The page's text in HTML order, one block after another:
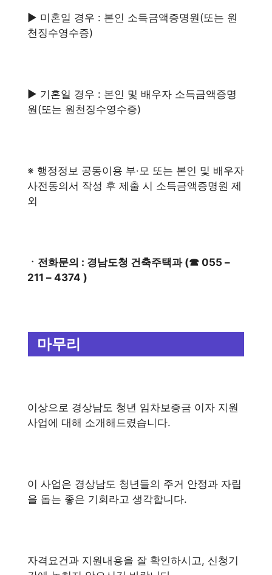
▶ 미혼일 경우 : 본인 소득금액증명원(또는 원
천징수영수증)
▶ 기혼일 경우 : 본인 및 배우자 소득금액증명
원(또는 원천징수영수증)
※ 행정정보 공동이용 부·모 또는 본인 및 배우자
사전동의서 작성 후 제출 시 소득금액증명원 제
외
ㆍ전화문의 : 경남도청 건축주택과 (☎ 055 –
211 – 4374 )
마무리
이상으로 경상남도 청년 임차보증금 이자 지원
사업에 대해 소개해드렸습니다.
이 사업은 경상남도 청년들의 주거 안정과 자립
을 돕는 좋은 기회라고 생각합니다.
자격요건과 지원내용을 잘 확인하시고, 신청기